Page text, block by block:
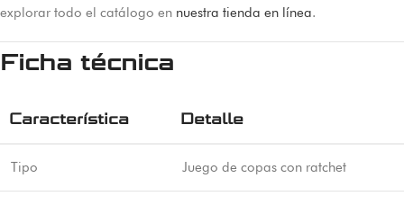
explorar todo el catálogo en nuestra tienda en línea.
Ficha técnica
Característica Detalle
Tipo Juego de copas con ratchet